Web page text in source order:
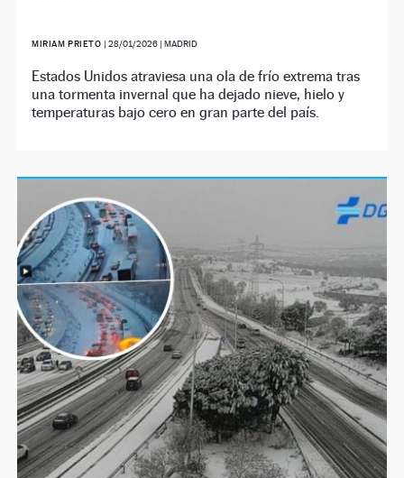
MIRIAM PRIETO | 28/01/2026| MADRID
Estados Unidos atraviesa una ola de frío extrema tras
una tormenta invernal que ha dejado nieve, hielo y
temperaturas bajo cero en gran parte del país.